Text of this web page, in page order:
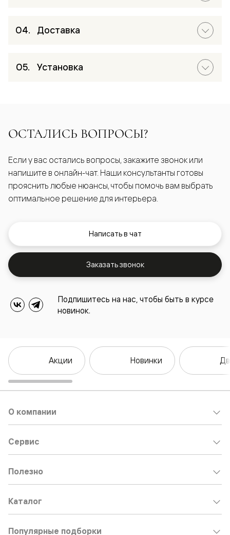
Доставка
Установка
ОСТАЛИСЬ ВОПРОСЫ?
Если у вас остались вопросы, закажите звонок или
напишите в онлайн-чат. Наши консультанты готовы
прояснить любые нюансы, чтобы помочь вам выбрать
оптимальное решение для интерьера.
Написать в чат
Заказать звонок
Подпишитесь на нас, чтобы быть в курсе
новинок.
Акции Новинки
О компании
Сервис
Полезно
Каталог
Популярные подборки